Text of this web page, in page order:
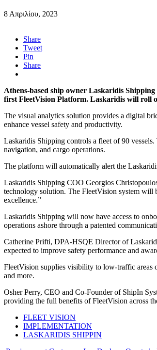
8 Απριλίου, 2023
Share
Tweet
Pin
Share
Athens-based ship owner Laskaridis
first FleetVision Platform. Laskaridis will roll
The visual analytics solution provides a digital
enhance vessel safety and productivity.
Laskaridis Shipping controls a fleet of 90
navigation, and cargo operations.
The platform will automatically alert the
Laskaridis Shipping COO Georgios
technology solution. The FleetVision system will
excellence.”
Laskaridis Shipping will now have access to
operations ashore through a patented
Catherine Prifti, DPA-HSQE Director of
expected to improve safety performance and
FleetVision supplies visibility to low-traffic areas
and more.
Osher Perry, CEO and Co-Founder of ShipIn
providing the full benefits of FleetVision across
FLEET VISION
IMPLEMENTATION
LASKARIDIS SHIPPIN